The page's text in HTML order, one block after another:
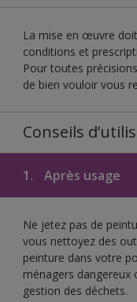
La mise en œuvre
conditions et
Pour toutes
de bien vouloir vous
Conseils
1. Après usage
Ne jetez pas de
vous nettoyez des
peinture dans votre
ménagers dangereux
gestion des déchets.